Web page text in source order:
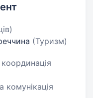
(Туризм)
комунікація